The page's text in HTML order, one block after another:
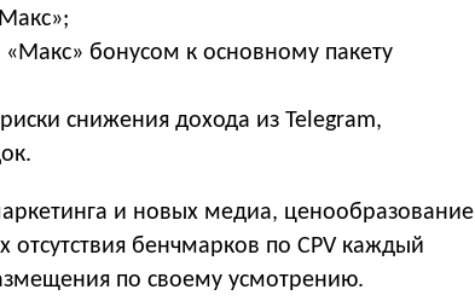
бонусом к основному пакету
снижения дохода из Telegram,
и новых медиа, ценообразование
отсутствия бенчмарков по CPV каждый
по своему усмотрению.